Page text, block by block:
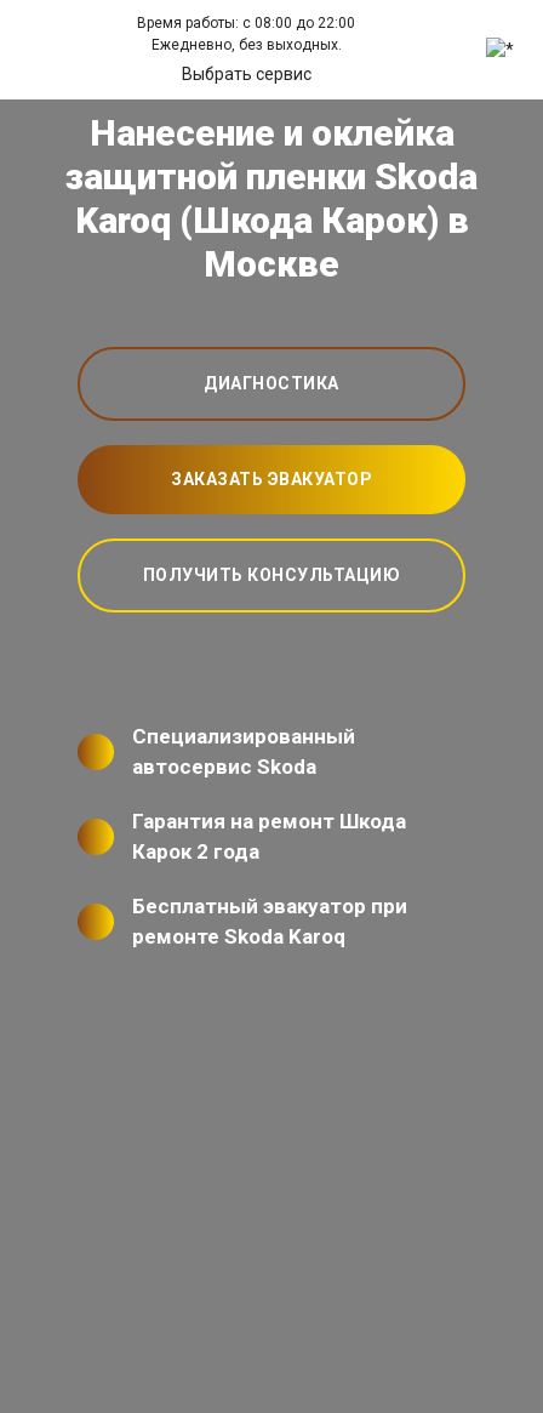
Время работы: с 08:00 до 22:00
Ежедневно, без выходных.
Выбрать сервис
Нанесение и оклейка
защитной пленки Skoda
Karoq (Шкода Карок) в
Москве
ДИАГНОСТИКА
ЗАКАЗАТЬ ЭВАКУАТОР
ПОЛУЧИТЬ КОНСУЛЬТАЦИЮ
Специализированный
автосервис Skoda
Гарантия на ремонт Шкода
Карок 2 года
Бесплатный эвакуатор при
ремонте Skoda Karoq